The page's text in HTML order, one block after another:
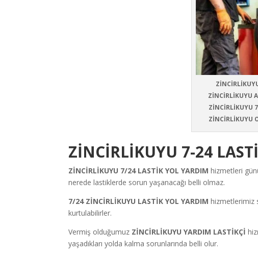
ZİNCİRLİKUYU
ZİNCİRLİKUYU
ZİNCİRLİKUYU
ZİNCİRLİKUYU 7-24
ZİNCİRLİKUYU 7/24 LASTİK YOL YARDIM hizmetleri
nerede lastiklerde sorun yaşanacağı belli olmaz.
7/24 ZİNCİRLİKUYU LASTİK YOL YARDIM hizmetlerimiz
kurtulabilirler.
Vermiş olduğumuz ZİNCİRLİKUYU YARDIM LASTİKÇİ
yaşadıkları yolda kalma sorunlarında belli olur.